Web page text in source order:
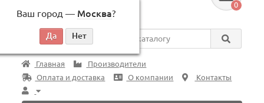
Ваш город — Москва?
по будням, с 09:00 до 18:00
0
Везде
Главная
Производители
Оплата и доставка
О компании Контакты